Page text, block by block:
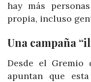
hay más
propia, incluso
Una campaña
Desde el Gremio
apuntan que